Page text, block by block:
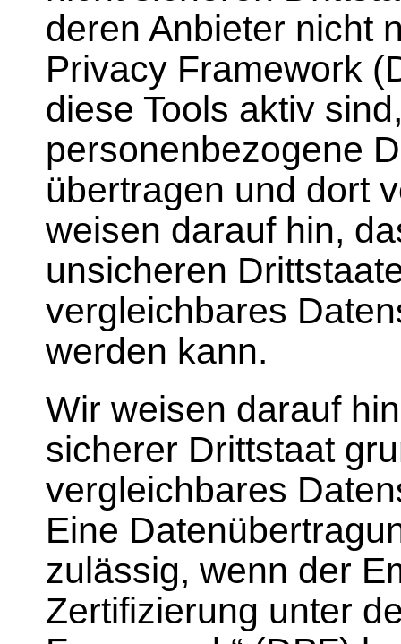
deren Anbieter nicht
Privacy Framework
diese Tools aktiv
personenbezogene
übertragen und dort
weisen darauf hin,
unsicheren
vergleichbares
werden kann.
Wir weisen darauf
sicherer Drittstaat
vergleichbares
Eine
zulässig, wenn der
Zertifizierung unter